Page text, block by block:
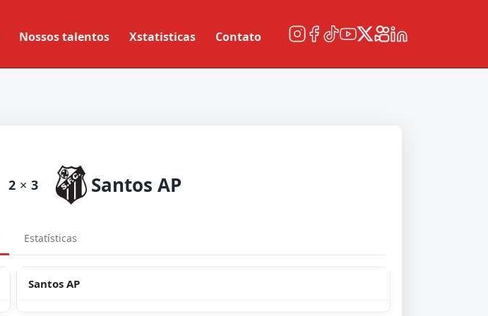
Nossos talentos Xstatisticas Contato
2 × 3 Santos AP
Estatísticas
Santos AP